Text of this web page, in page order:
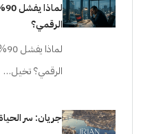
الرقمي؟
الرقمي؟ تخيل…
جريان: سر